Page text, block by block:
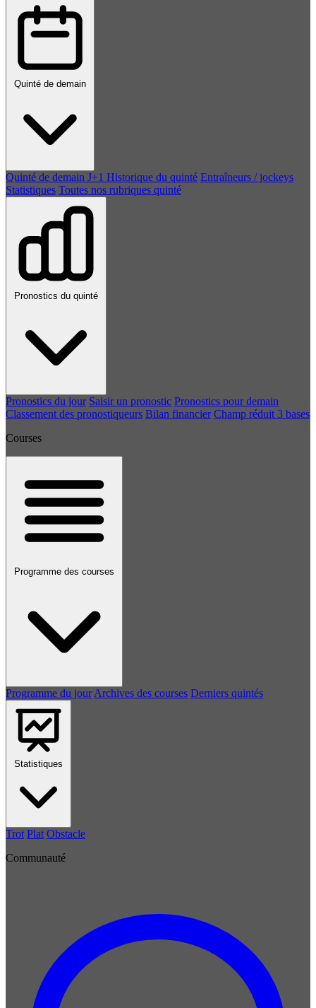
Quinté de demain
Quinté de demain J+1 Historique du quinté Entraîneurs / jockeys
Statistiques Toutes nos rubriques quinté
Pronostics du quinté
Pronostics du jour Saisir un pronostic Pronostics pour demain
Classement des pronostiqueurs Bilan financier Champ réduit 3 bases
Courses
Programme des courses
Programme du jour Archives des courses Derniers quintés
Statistiques
Trot Plat Obstacle
Communauté